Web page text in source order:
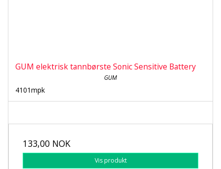
GUM elektrisk tannbørste Sonic Sensitive Battery
GUM
4101mpk
133,00 NOK
Vis produkt